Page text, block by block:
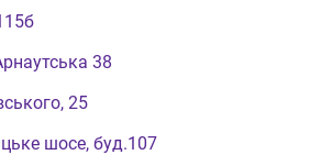
38
25
шосе, буд.107